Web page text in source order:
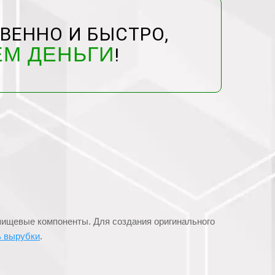
И БЫСТРО,
ДЕНЬГИ!
компоненты. Для создания оригинального
вырубки.